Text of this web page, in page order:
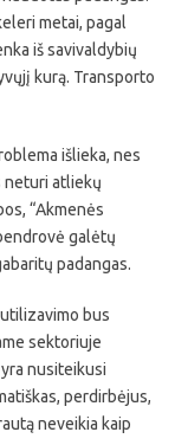
metai, pagal
iš savivaldybių
kurą. Transporto
išlieka, nes
neturi atliekų
“Akmenės
galėtų
padangas.
bus
sektoriuje
nusiteikusi
perdirbėjus,
neveikia kaip